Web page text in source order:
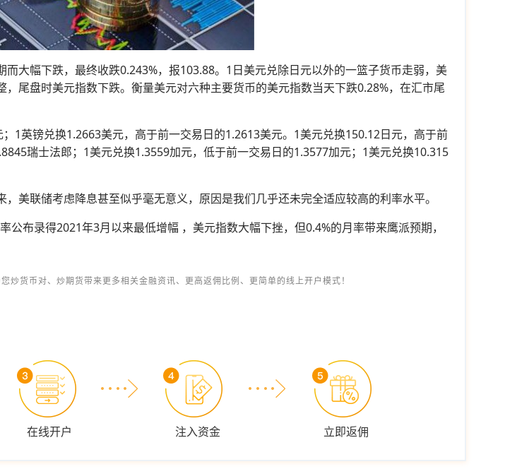
大幅下跌，最终收跌0.243%，报103.88。1日美元兑除日元以外的一篮子货币走弱，美
尾盘时美元指数下跌。衡量美元对六种主要货币的美元指数当天下跌0.28%，在汇市尾
1英镑兑换1.2663美元，高于前一交易日的1.2613美元。1美元兑换150.12日元，高于前
瑞士法郎；1美元兑换1.3559加元，低于前一交易日的1.3577加元；1美元兑换10.315
美联储考虑降息甚至似乎毫无意义，原因是我们几乎还未完全适应较高的利率水平。
布录得2021年3月以来最低增幅 ，美元指数大幅下挫，但0.4%的月率带来鹰派预期，
货币对、炒期货带来更多相关金融资讯、更高返佣比例、更简单的线上开户模式！
在线开户 注入资金 立即返佣